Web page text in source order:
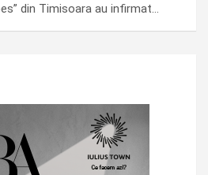
din Timisoara au infirmat…